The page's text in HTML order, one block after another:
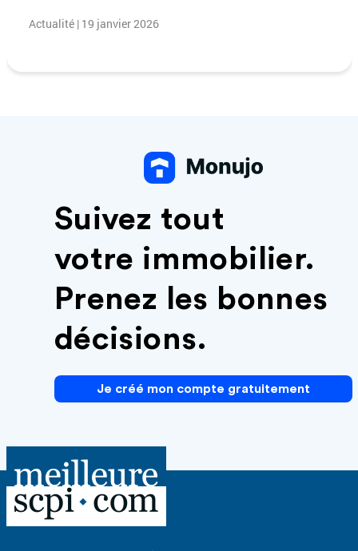
Actualité | 19 janvier 2026
Suivez tout
votre immobilier.
Prenez les bonnes
décisions.
Je créé mon compte gratuitement